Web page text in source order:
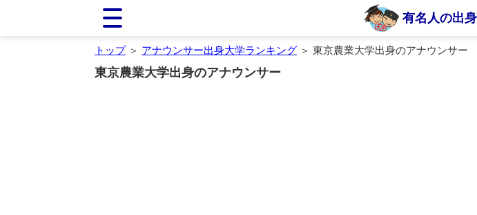
有名人の出
トップ＞ アナウンサー出身大学ランキング ＞ 東京農業大学出身のアナウンサー
東京農業大学出身のアナウンサー